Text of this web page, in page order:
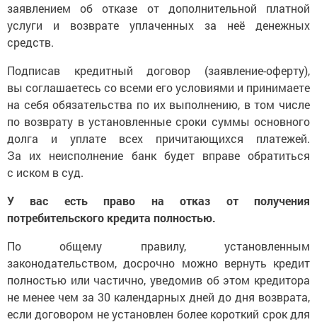
заявлением об отказе от дополнительной платной
услуги и возврате уплаченных за неё денежных
средств.
Подписав кредитный договор (заявление-оферту),
вы соглашаетесь со всеми его условиями и принимаете
на себя обязательства по их выполнению, в том числе
по возврату в установленные сроки суммы основного
долга и уплате всех причитающихся платежей.
За их неисполнение банк будет вправе обратиться
с иском в суд.
У вас есть право на отказ от получения
потребительского кредита полностью.
По общему правилу, установленным
законодательством, досрочно можно вернуть кредит
полностью или частично, уведомив об этом кредитора
не менее чем за 30 календарных дней до дня возврата,
если договором не установлен более короткий срок для